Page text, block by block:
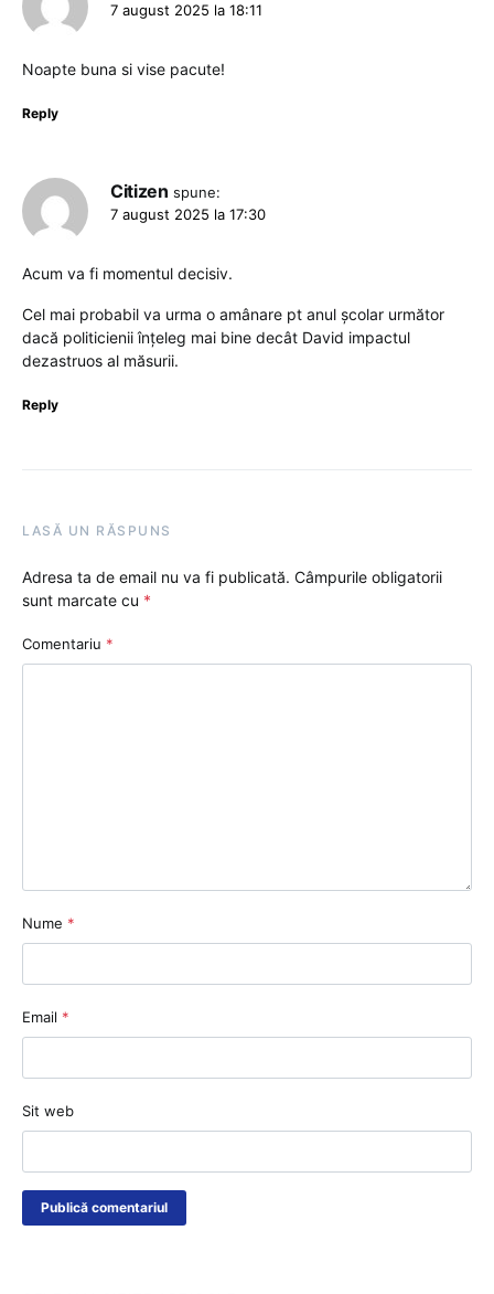
7 august 2025 la 18:11
Noapte buna si vise pacute!
Reply
Citizen spune:
7 august 2025 la 17:30
Acum va fi momentul decisiv.
Cel mai probabil va urma o amânare pt anul școlar următor
dacă politicienii înțeleg mai bine decât David impactul
dezastruos al măsurii.
Reply
LASĂ UN RĂSPUNS
Adresa ta de email nu va fi publicată. Câmpurile obligatorii
sunt marcate cu *
Comentariu *
Nume *
Email *
Sit web